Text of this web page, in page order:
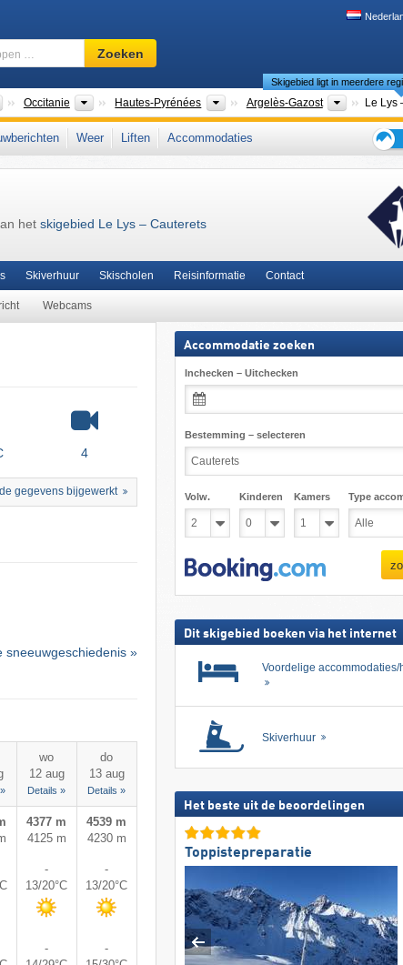
Skigebied,
regio,
…
Zoeken
LandenOccitanie Nieuwe regio's
Hautes-Pyrénées Departementen
Argelès-Gazost
Skigebied ligt in meerdere
Le Lys
, Midi-Pyrénées Franse Pyreneeën Pyreneeën West-
Weer Liften
Accommodaties
het skigebied Le Lys – Cauterets
Webcams
Skiverhuur Skischolen Reisinformatie Contact
4
gegevens bijgewerkt
sneeuwgeschiedenis »
wo
12 aug
Details »
do
13 aug
Details »
4377 m
4125 m
4539 m
4230 m
-
13/20°C
-
13/20°C
-
-
Accommodatie zoeken
Inchecken – Uitchecken
Bestemming – selecteren
Volw. Kinderen Kamers Type
Dit skigebied boeken via het internet
Voordelige accommodaties/
Skiverhuur
Het beste uit de beoordelingen
Toppistepreparatie